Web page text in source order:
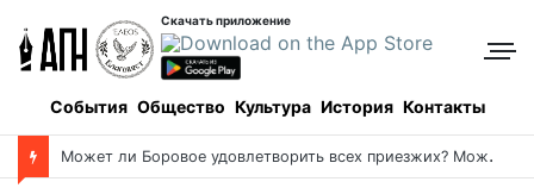
Скачать приложение
События Общество Культура История Контакты
Может ли Боровое удовлетворить всех приезжих? Может!